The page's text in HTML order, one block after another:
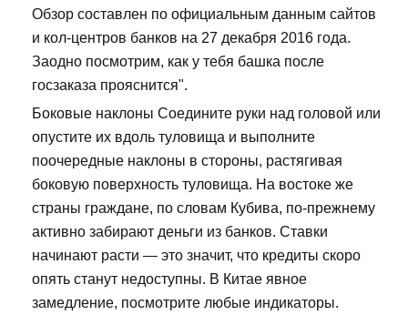
Обзор составлен по официальным данным сайтов
и кол-центров банков на 27 декабря 2016 года.
Заодно посмотрим, как у тебя башка после
госзаказа прояснится".
Боковые наклоны Соедините руки над головой или
опустите их вдоль туловища и выполните
поочередные наклоны в стороны, растягивая
боковую поверхность туловища. На востоке же
страны граждане, по словам Кубива, по-прежнему
активно забирают деньги из банков. Ставки
начинают расти — это значит, что кредиты скоро
опять станут недоступны. В Китае явное
замедление, посмотрите любые индикаторы.